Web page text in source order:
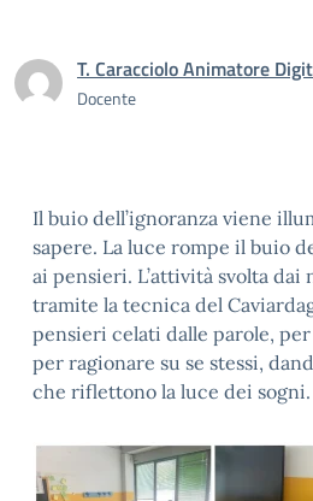
T. Caracciolo Animatore
Docente
Il buio dell’ignoranza viene
sapere. La luce rompe il buio
ai pensieri. L’attività svolta dai
tramite la tecnica del
pensieri celati dalle parole,
per ragionare su se stessi,
che riflettono la luce dei sogni.